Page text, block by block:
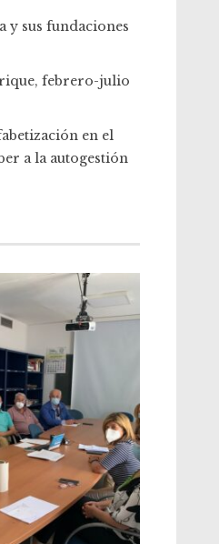
y sus fundaciones
febrero-julio
en el
a la autogestión